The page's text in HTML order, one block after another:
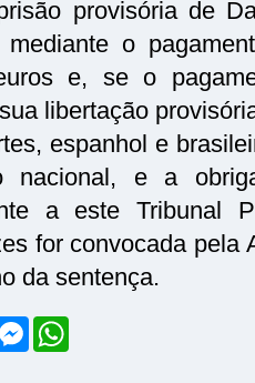
provisória de
mediante o
e, se o
libertação
espanhol e
nacional, e a
a este Tribunal
for convocada pela
da sentença.
M
e